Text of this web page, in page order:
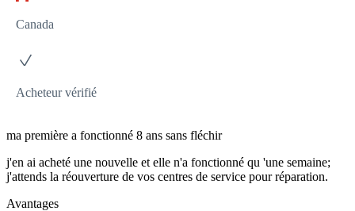
Canada
Acheteur vérifié
ma première a fonctionné 8 ans sans fléchir
j'en ai acheté une nouvelle et elle n'a fonctionné qu 'une semaine;
j'attends la réouverture de vos centres de service pour réparation.
Avantages